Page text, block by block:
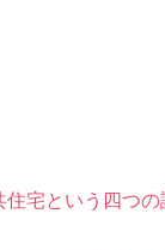
宅という四つ